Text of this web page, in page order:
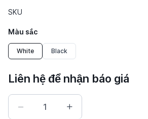
SKU
Màu sắc
White Black
Liên hệ để nhận báo giá